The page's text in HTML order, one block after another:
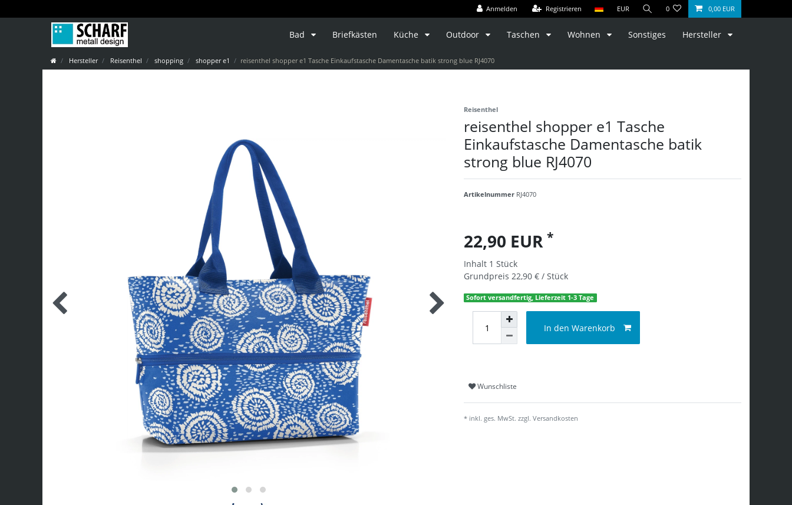
Anmelden Registrieren EUR 0 0,00 EUR
Bad Briefkästen Küche Outdoor Taschen Wohnen Sonstiges Hersteller
Hersteller Reisenthel shopping shopper e1 reisenthel shopper e1 Tasche Einkaufstasche Damentasche batik strong blue RJ4070
Reisenthel
reisenthel shopper e1 Tasche
Einkaufstasche Damentasche batik
strong blue RJ4070
Artikelnummer RJ4070
22,90 EUR*
Inhalt 1Stück
Grundpreis22,90 € / Stück
Sofort versandfertig, Lieferzeit 1-3 Tage
In den Warenkorb
Wunschliste
* inkl. ges. MwSt. zzgl.Versandkosten